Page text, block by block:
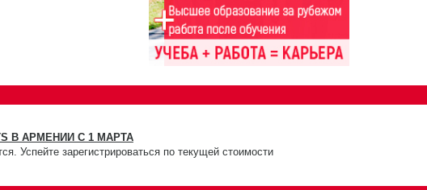
В АРМЕНИИ С 1 МАРТА
Успейте зарегистрироваться по текущей стоимости